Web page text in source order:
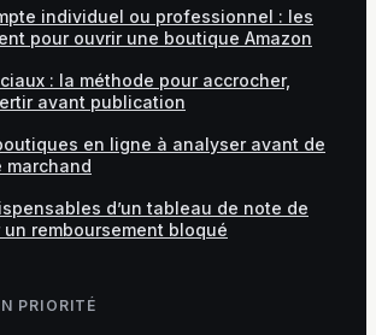
individuel ou professionnel : les
pour ouvrir une boutique Amazon
: la méthode pour accrocher,
avant publication
en ligne à analyser avant de
marchand
d’un tableau de note de
remboursement bloqué
PRIORITÉ